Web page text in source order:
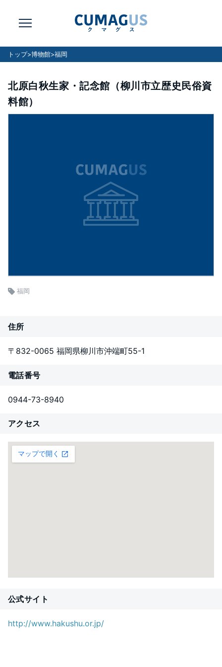
トップ>博物館>福岡
北原白秋生家・記念館（柳川市立歴史民俗資
料館）
福岡
住所
〒832-0065 福岡県柳川市沖端町55-1
電話番号
0944-73-8940
アクセス
公式サイト
http://www.hakushu.or.jp/